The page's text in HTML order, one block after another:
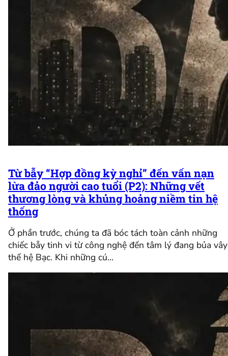
Từ bẫy “Hợp đồng kỳ nghỉ” đến vấn nạn
lừa đảo người cao tuổi (P2): Những vết
thương lòng và khủng hoảng niềm tin hệ
thống
Ở phần trước, chúng ta đã bóc tách toàn cảnh những
chiếc bẫy tinh vi từ công nghệ đến tâm lý đang bủa vây
thế hệ Bạc. Khi những cú…